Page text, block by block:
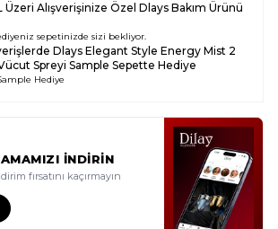
Üzeri Alışverişinize Özel Dlays Bakım Ürünü
sepetinizde sizi bekliyor.
Dlays Elegant Style Energy Mist 2
Spreyi Sample Sepette Hediye
Hediye
İNDİRİN
fırsatını kaçırmayın